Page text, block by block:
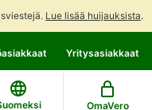
Lue lisää huijauksista.
Yritysasiakkaat
OmaVero